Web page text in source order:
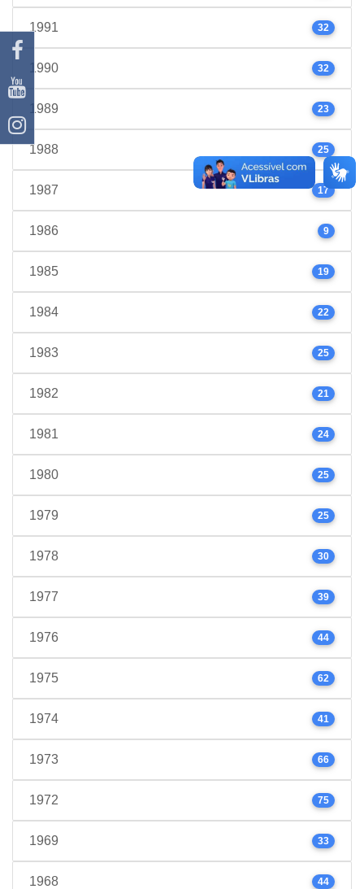
1991 32
1990 32
1989 23
1988 25
1987 17
1986 9
1985 19
1984 22
1983 25
1982 21
1981 24
1980 25
1979 25
1978 30
1977 39
1976 44
1975 62
1974 41
1973 66
1972 75
1969 33
1968 44